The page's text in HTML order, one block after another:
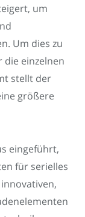
um
Um dies zu
die einzelnen
stellt der
größere
eingeführt,
für serielles